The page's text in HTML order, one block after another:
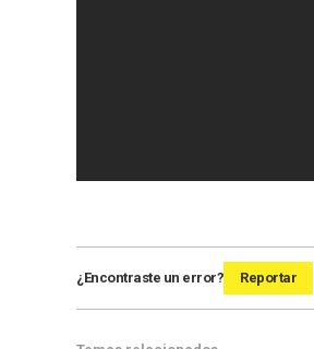
¿Encontraste un error? Reportar